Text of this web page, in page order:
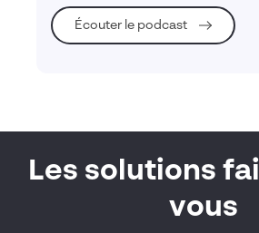
Écouter le podcast
Les solutions
vous